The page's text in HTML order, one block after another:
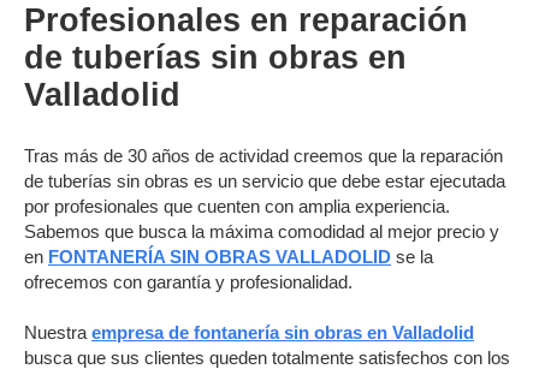
Profesionales en reparación
de tuberías sin obras en
Valladolid
Tras más de 30 años de actividad creemos que la reparación
de tuberías sin obras es un servicio que debe estar ejecutada
por profesionales que cuenten con amplia experiencia.
Sabemos que busca la máxima comodidad al mejor precio y
en FONTANERÍA SIN OBRAS VALLADOLID se la
ofrecemos con garantía y profesionalidad.
Nuestra empresa de fontanería sin obras en Valladolid
busca que sus clientes queden totalmente satisfechos con los